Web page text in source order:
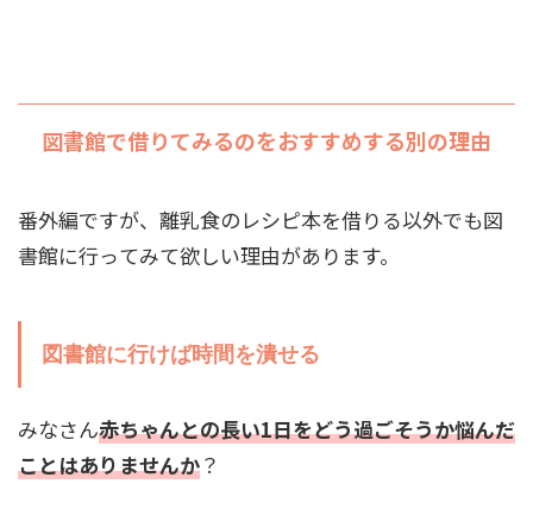
図書館で借りてみるのをおすすめする別の理由
番外編ですが、離乳食のレシピ本を借りる以外でも図
書館に行ってみて欲しい理由があります。
図書館に行けば時間を潰せる
みなさん赤ちゃんとの長い1日をどう過ごそうか悩んだ
ことはありませんか？